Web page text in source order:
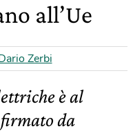
all’Ue
Zerbi
è al
da